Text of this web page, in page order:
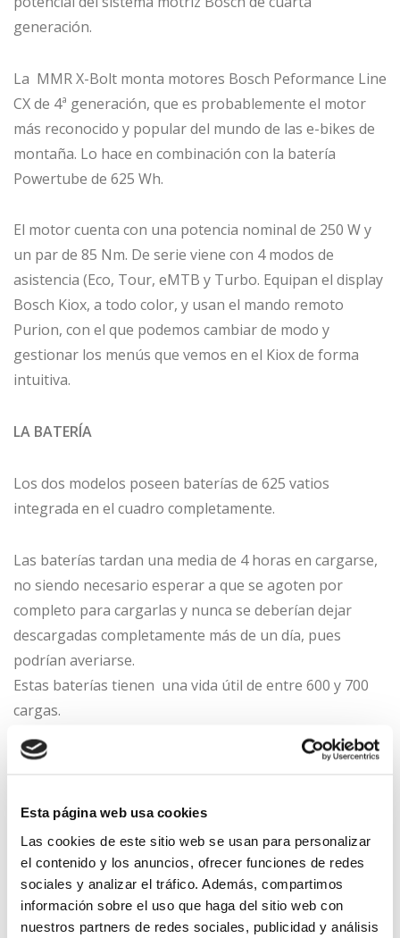
Esta página web usa cookies
Las cookies de este sitio web se usan para personalizar
el contenido y los anuncios, ofrecer funciones de redes
sociales y analizar el tráfico. Además, compartimos
información sobre el uso que haga del sitio web con
nuestros partners de redes sociales, publicidad y análisis
generación.
La MMR X-Bolt monta motores Bosch Peformance Line
CX de 4ª generación, que es probablemente el motor
más reconocido y popular del mundo de las e-bikes de
montaña. Lo hace en combinación con la batería
Powertube de 625 Wh.
El motor cuenta con una potencia nominal de 250 W y
un par de 85 Nm. De serie viene con 4 modos de
asistencia (Eco, Tour, eMTB y Turbo. Equipan el display
Bosch Kiox, a todo color, y usan el mando remoto
Purion, con el que podemos cambiar de modo y
gestionar los menús que vemos en el Kiox de forma
intuitiva.
LA BATERÍA
Los dos modelos poseen baterías de 625 vatios
integrada en el cuadro completamente.
Las baterías tardan una media de 4 horas en cargarse,
no siendo necesario esperar a que se agoten por
completo para cargarlas y nunca se deberían dejar
descargadas completamente más de un día, pues
podrían averiarse.
Estas baterías tienen una vida útil de entre 600 y 700
cargas.
MODOS DE AYUDA
Nuestras E-bikes tienen 4 modos de asistencia.
ECO,TOUR, EMTB y TURBO que se seleccionan con el
mando remoto Purion, y con el que podemos cambiar
de modo y gestionar los menús que vemos en el display
Kiox de forma intuitiva.